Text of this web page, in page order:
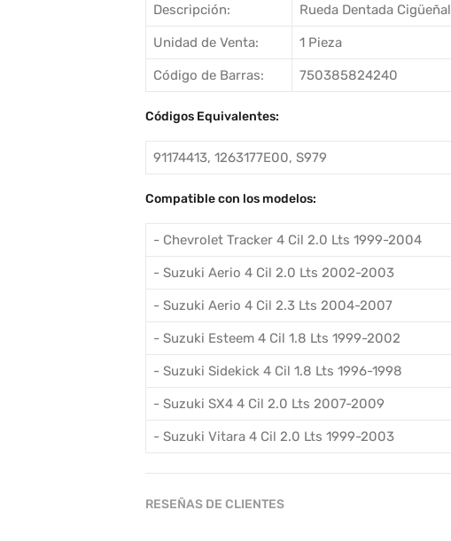
Descripción: Rueda Dentada Cigüeñal
Unidad de Venta: 1 Pieza
Código de Barras: 750385824240
Códigos Equivalentes:
91174413, 1263177E00, S979
Compatible con los modelos:
- Chevrolet Tracker 4 Cil 2.0 Lts 1999-2004
- Suzuki Aerio 4 Cil 2.0 Lts 2002-2003
- Suzuki Aerio 4 Cil 2.3 Lts 2004-2007
- Suzuki Esteem 4 Cil 1.8 Lts 1999-2002
- Suzuki Sidekick 4 Cil 1.8 Lts 1996-1998
- Suzuki SX4 4 Cil 2.0 Lts 2007-2009
- Suzuki Vitara 4 Cil 2.0 Lts 1999-2003
RESEÑAS DE CLIENTES